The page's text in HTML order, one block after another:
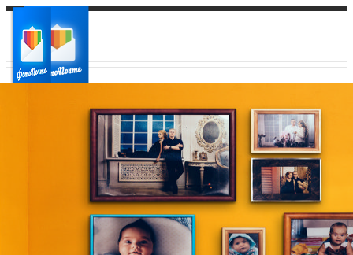
Ваш регион доставки
Выберите из списка: